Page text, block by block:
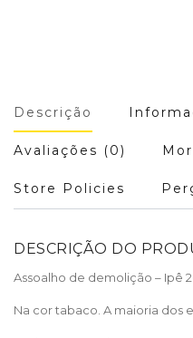
Descrição
Avaliações (0)
Store Policies
DESCRIÇÃO DO
Assoalho de demolição – Ipê
Na cor tabaco. A maioria dos